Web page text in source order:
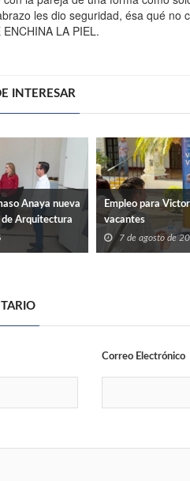
les dio seguridad, ésa qué
LA PIEL.
INTERESAR
Anaya nueva
de Arquitectura
Empleo para
vacantes
7 de agosto de
Correo Electrónico